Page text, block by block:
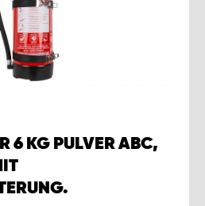
6 KG PULVER ABC,